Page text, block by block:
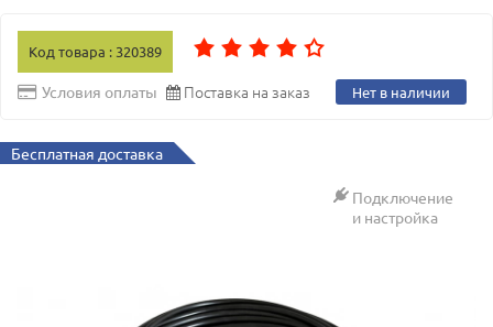
Код товара : 320389
Условия оплаты Поставка на заказ Нет в наличии
Бесплатная доставка
Подключение
и настройка